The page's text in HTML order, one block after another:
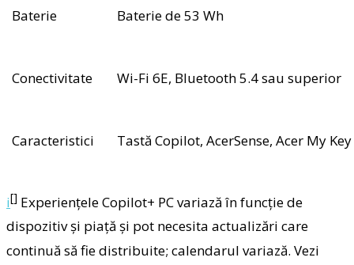
Baterie Baterie de 53 Wh
Conectivitate Wi-Fi 6E, Bluetooth 5.4 sau superior
Caracteristici Tastă Copilot, AcerSense, Acer My Key
i[] Experiențele Copilot+ PC variază în funcție de
dispozitiv și piață și pot necesita actualizări care
continuă să fie distribuite; calendarul variază. Vezi